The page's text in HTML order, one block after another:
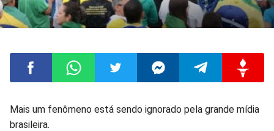
CompartilharCompartilharCompartilharCompartilharCompartilhar
Mais um fenômeno está sendo ignorado pela grande mídia
brasileira.